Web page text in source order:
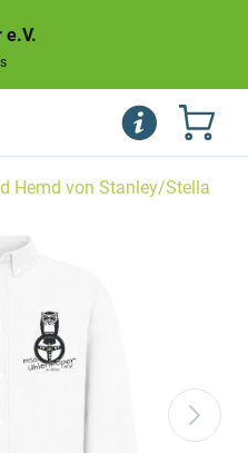
e.V.
Hemd von Stanley/Stella